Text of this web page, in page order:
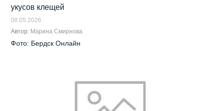
укусов клещей
08.05.2026
Автор: Марина Смирнова
Фото: Бердск Онлайн